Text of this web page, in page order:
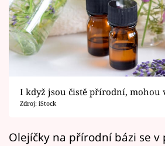
Horoskopy
Sledujte prima+
Filmový festival Karlovy
Pořady
Mámy sobě
I když jsou čistě přírodní, mohou
Zdroj: iStock
Olejíčky na přírodní bázi se v